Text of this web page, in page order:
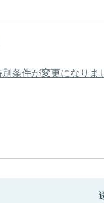
条件が変更になりま